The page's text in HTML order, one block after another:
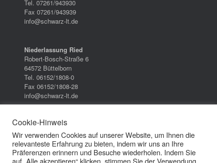
Tel. 07261/943930
Fax 07261/943939
info@schwarz-lt.de
Niederlassung Ried
Robert-Bosch-Straße 6
64572 Büttelborn
Tel. 06152/1808-0
Fax 06152/1808-28
info@schwarz-lt.de
Datenschutzerklärung/Impressum/AGB
Cookie-Hinweis
Wir verwenden Cookies auf unserer Website, um Ihnen die
relevanteste Erfahrung zu bieten, indem wir uns an Ihre
Präferenzen erinnern und Besuche wiederholen. Indem Sie
auf „Alle akzeptieren“ klicken, stimmen Sie der Verwendung